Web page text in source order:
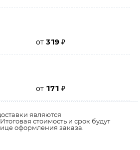
от 319 ₽
от 171 ₽
являются
стоимость и срок будут
оформления заказа.